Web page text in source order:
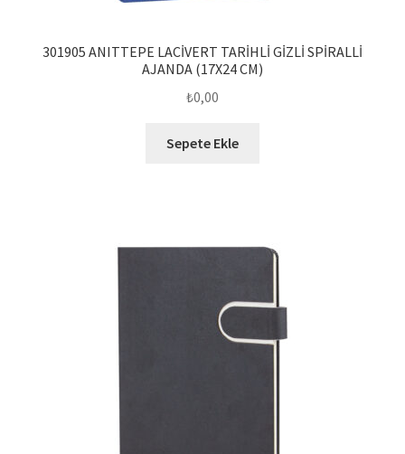
301905 ANITTEPE LACİVERT TARİHLİ GİZLİ SPİRALLİ
AJANDA (17X24 CM)
₺0,00
Sepete Ekle